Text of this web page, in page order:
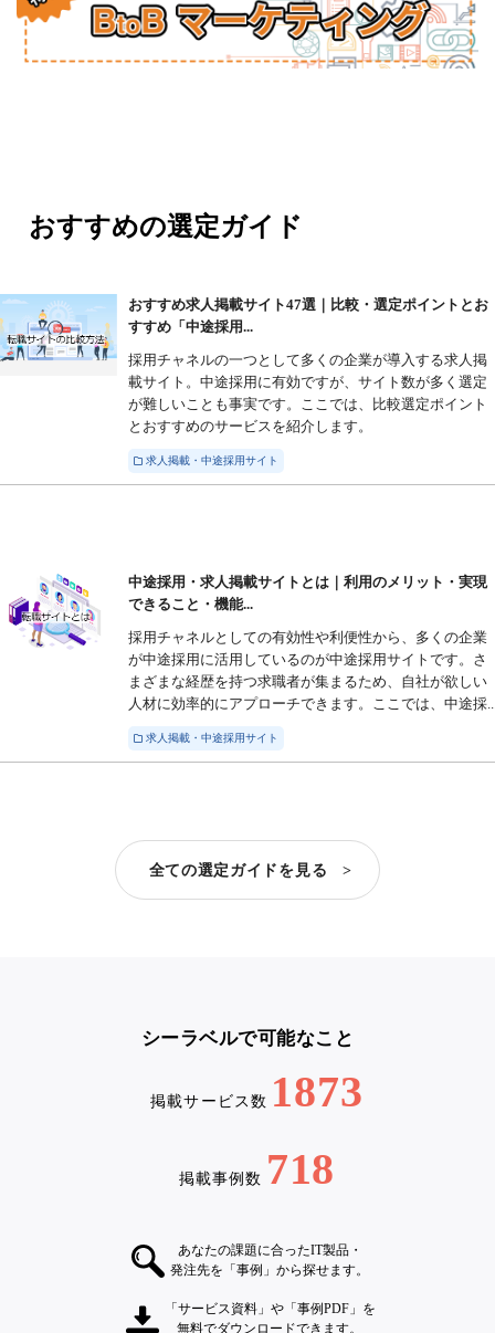
おすすめの選定ガイド
おすすめ求人掲載サイト47選｜比較・選定ポイントとお
すすめ「中途採用...
採用チャネルの一つとして多くの企業が導入する求人掲
載サイト。中途採用に有効ですが、サイト数が多く選定
が難しいことも事実です。ここでは、比較選定ポイント
とおすすめのサービスを紹介します。
求人掲載・中途採用サイト
中途採用・求人掲載サイトとは｜利用のメリット・実現
できること・機能...
採用チャネルとしての有効性や利便性から、多くの企業
が中途採用に活用しているのが中途採用サイトです。さ
まざまな経歴を持つ求職者が集まるため、自社が欲しい
人材に効率的にアプローチできます。ここでは、中途採
求人掲載・中途採用サイト
全ての選定ガイドを見る >
シーラベルで可能なこと
掲載サービス数 1873
掲載事例数 718
あなたの課題に合ったIT製品・
発注先を「事例」から探せます。
「サービス資料」や「事例PDF」を
無料でダウンロードできます。